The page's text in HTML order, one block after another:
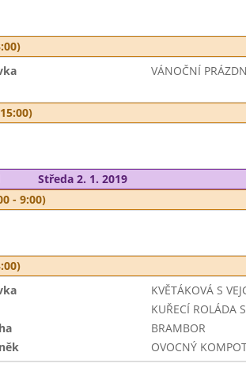
VÁNOČNÍ
Středa 2. 1. 2019
- 9:00)
KVĚTÁKOVÁ S
KUŘECÍ ROLÁDA
BRAMBOR
OVOCNÝ